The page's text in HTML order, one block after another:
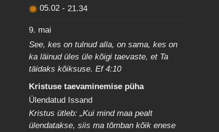
05.02- 21.34
9. mai
See, kes on tulnud alla, on sama, kes on
ka läinud üles üle kõigi taevaste, et Ta
täidaks kõiksuse. Ef 4:10
Kristuse taevaminemise püha
Ülendatud Issand
Kristus ütleb: „Kui mind maa pealt
ülendatakse, siis ma tõmban kõik enese